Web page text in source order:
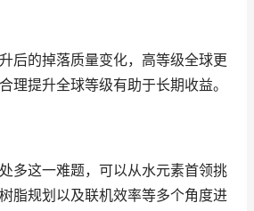
后的掉落质量变化，高等级全球更
理提升全球等级有助于长期收益。
多这一难题，可以从水元素首领挑
脂规划以及联机效率等多个角度进